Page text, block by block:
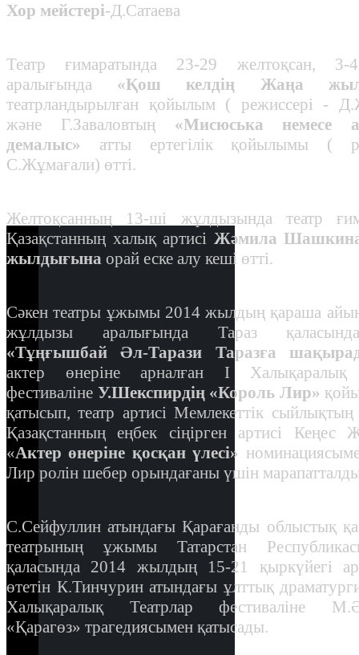
Хор мейстері-Д.Сатаева
Театр ғимаратында 23-29 желтоқсан, 3-
аралығында «Қош келдің Жаңа
театрландырылған қойылым ( режиссері -
және Г.Заваловтың «Мисюська немесе
демалыс» атты ертегілік қойылымы (
С.Жұмағали) өтті.
Желтоқсанның 13-ші жұлдызында театр
Қазақстанның халық артисі Жәмила
жылдығына орай еске алу кеші өтті.
Сәкен театры ұжымы 2014 жылдың қараша
жұлдызы аралығында Тараз
«Тұңғышбай Әл-Тарази Таразға
актер өнеріне арналған I Халықаралық
фестиваліне У.Шекспирдің «Король Лир»
қатысып, театр артисі Мемлекеттік сыйлықтың
Қазақстанның еңбек сіңірген артисі Кеңес
«Актер өнеріне қосқан үлесі»
Лир ролін шебер орындағаны үшін
С.Сейфуллин атындағы Қарағанды облыстық
театрының ұжымы Татарстан
қаласында 2014 жылдың 15-21 қыркүйегі
өтетін К.Тинчурин атындағы ұлттық
Халықаралық Театрлар фестиваліне
«Қарагөз» трагедиясымен қатысады.